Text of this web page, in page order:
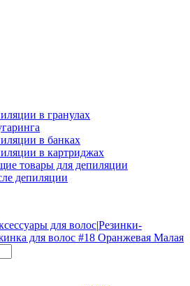
в гранулах
в банках
в картриджах
товары для депиляции
депиляции
для волос|Резинки-
для волос #18 Оранжевая Малая